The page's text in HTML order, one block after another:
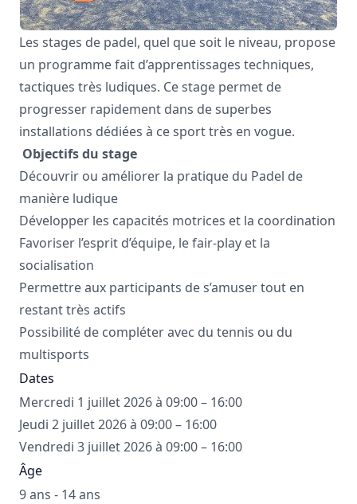
Les stages de padel, quel que soit le niveau, propose
un programme fait d’apprentissages techniques,
tactiques très ludiques. Ce stage permet de
progresser rapidement dans de superbes
installations dédiées à ce sport très en vogue.
Objectifs du stage
Découvrir ou améliorer la pratique du Padel de
manière ludique
Développer les capacités motrices et la coordination
Favoriser l’esprit d’équipe, le fair-play et la
socialisation
Permettre aux participants de s’amuser tout en
restant très actifs
Possibilité de compléter avec du tennis ou du
multisports
Dates
Mercredi 1 juillet 2026 à 09:00 – 16:00
Jeudi 2 juillet 2026 à 09:00 – 16:00
Vendredi 3 juillet 2026 à 09:00 – 16:00
Âge
9 ans - 14 ans